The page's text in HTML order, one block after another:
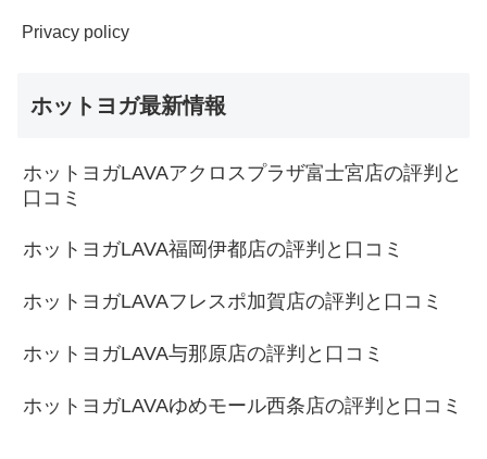
Privacy policy
ホットヨガ最新情報
ホットヨガLAVAアクロスプラザ富士宮店の評判と
口コミ
ホットヨガLAVA福岡伊都店の評判と口コミ
ホットヨガLAVAフレスポ加賀店の評判と口コミ
ホットヨガLAVA与那原店の評判と口コミ
ホットヨガLAVAゆめモール西条店の評判と口コミ